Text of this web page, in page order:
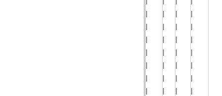
|
|
|
|
|
|
|
|
|
|
|
|
|
|
|
|
|
|
|
|
|
|
|
|
|
|
|
|